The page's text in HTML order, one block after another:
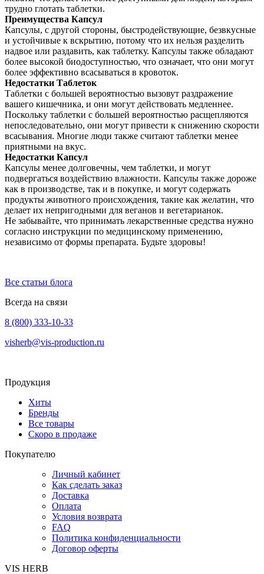
трудно глотать таблетки.
Преимущества Капсул
Капсулы, с другой стороны, быстродействующие, безвкусные
и устойчивые к вскрытию, потому что их нельзя разделить
надвое или раздавить, как таблетку. Капсулы также обладают
более высокой биодоступностью, что означает, что они могут
более эффективно всасываться в кровоток.
Недостатки Таблеток
Таблетки с большей вероятностью вызовут раздражение
вашего кишечника, и они могут действовать медленнее.
Поскольку таблетки с большей вероятностью расщепляются
непоследовательно, они могут привести к снижению скорости
всасывания. Многие люди также считают таблетки менее
приятными на вкус.
Недостатки Капсул
Капсулы менее долговечны, чем таблетки, и могут
подвергаться воздействию влажности. Капсулы также дороже
как в производстве, так и в покупке, и могут содержать
продукты животного происхождения, такие как желатин, что
делает их непригодными для веганов и вегетарианок.
Не забывайте, что принимать лекарственные средства нужно
согласно инструкции по медицинскому применению,
независимо от формы препарата. Будьте здоровы!
Все статьи блога
Всегда на связи
8 (800) 333-10-33
visherb@vis-production.ru
Продукция
Хиты
Бренды
Все товары
Скоро в продаже
Покупателю
Личный кабинет
Как сделать заказ
Доставка
Оплата
Условия возврата
FAQ
Политика конфиденциальности
Договор оферты
VIS HERB